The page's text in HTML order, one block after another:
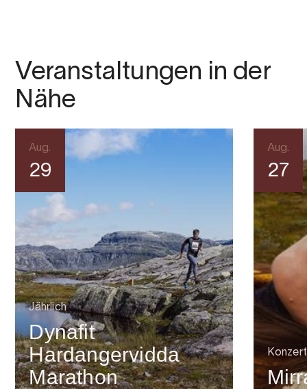
Veranstaltungen in der
Nähe
Aug.
29
Jährlich
Dynafit
Hardangervidda
Marathon
Aug.
27
Konzert